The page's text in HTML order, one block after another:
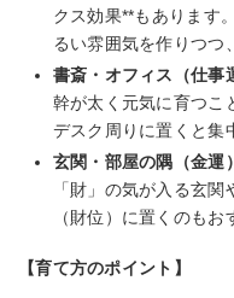
クス効果**もあります
るい雰囲気を作りつつ
書斎・オフィス（仕事
幹が太く元気に育つこ
デスク周りに置くと集
玄関・部屋の隅（金運
「財」の気が入る玄
（財位）に置くのもお
【育て方のポイント】